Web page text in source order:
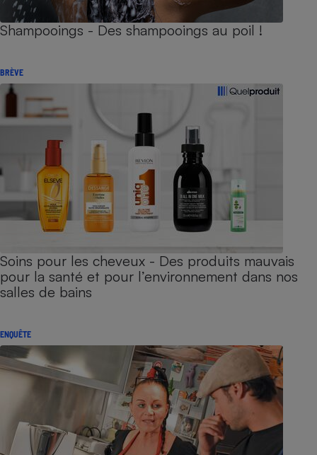
Shampooings - Des shampooings au poil !
BRÈVE
Soins pour les cheveux - Des produits mauvais
pour la santé et pour l’environnement dans nos
salles de bains
ENQUÊTE